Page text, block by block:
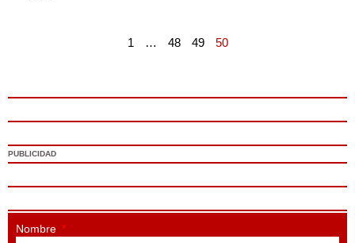
1 … 48 49 50
PUBLICIDAD
Nombre